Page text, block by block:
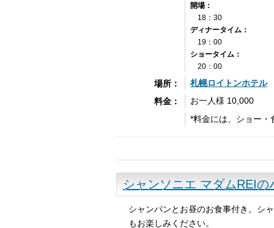
開場：
18：30
ディナータイム：
19：00
ショータイム：
20：00
場所：
札幌ロイトンホテル
料金：
お一人様 10,000
*料金には、ショー・
シャンソニエ マダムREI
シャンパンとお昼のお食事付き。シ
もお楽しみください。